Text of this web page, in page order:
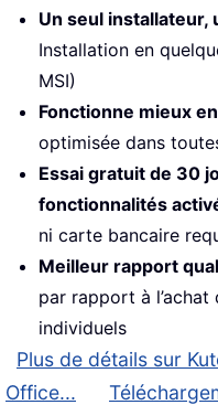
Un seul installateur,
Installation en
MSI)
Fonctionne mieux
optimisée dans
Essai gratuit de 30
fonctionnalités
ni carte bancaire
Meilleur rapport
par rapport à
individuels
Plus de détails sur
Office...